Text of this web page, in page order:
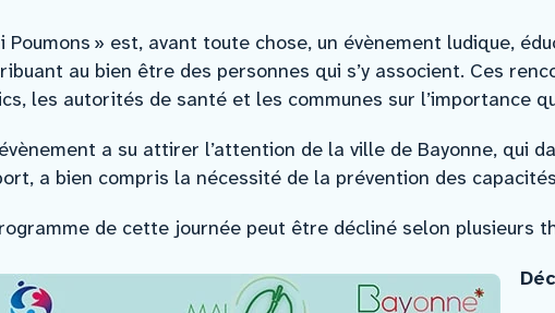
Poumons » est, avant toute chose, un évènement ludique,
au bien être des personnes qui s’y associent. Ces
les autorités de santé et les communes sur l’importance
a su attirer l’attention de la ville de Bayonne, qui
a bien compris la nécessité de la prévention des
de cette journée peut être décliné selon plusieurs